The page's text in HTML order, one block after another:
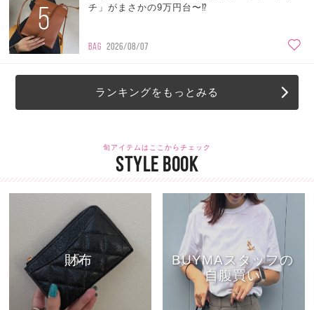
5
チ」がまさかの9万円台〜⁉
BAG 2026/08/07
ランキングをもっとみる
旬アイテムはここからチェック
STYLE BOOK
財布
BUYMAスタッフの
自腹買い